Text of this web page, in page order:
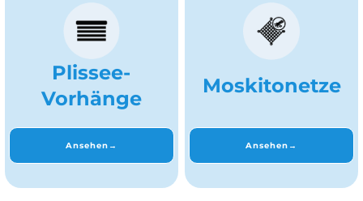
Plissee-
Vorhänge
Ansehen→
Moskitonetze
Ansehen→